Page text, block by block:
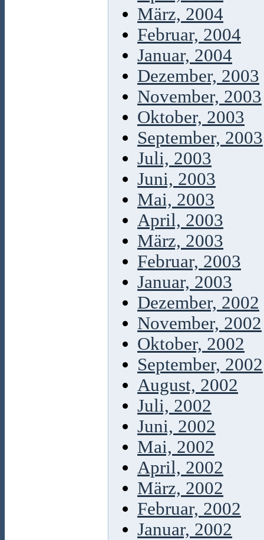
März, 2004
Februar, 2004
Januar, 2004
Dezember, 2003
November, 2003
Oktober, 2003
September, 2003
Juli, 2003
Juni, 2003
Mai, 2003
April, 2003
März, 2003
Februar, 2003
Januar, 2003
Dezember, 2002
November, 2002
Oktober, 2002
September, 2002
August, 2002
Juli, 2002
Juni, 2002
Mai, 2002
April, 2002
März, 2002
Februar, 2002
Januar, 2002